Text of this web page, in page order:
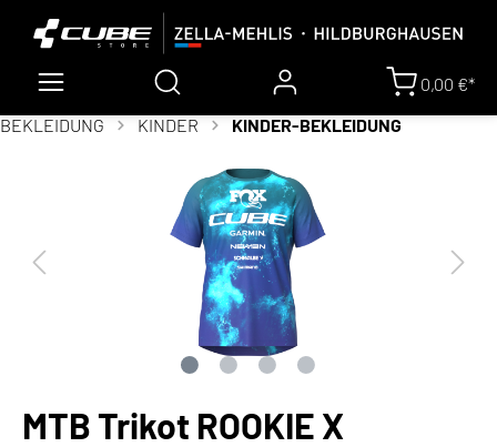
0,00 €*
BEKLEIDUNG
KINDER KINDER-BEKLEIDUNG
MTB Trikot ROOKIE X